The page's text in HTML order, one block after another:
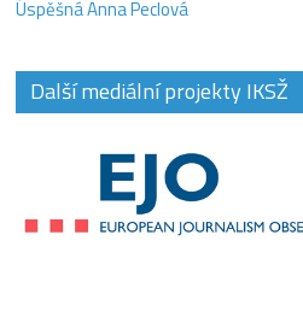
Úspěšná Anna Peclová
Další mediální projekty IKSŽ